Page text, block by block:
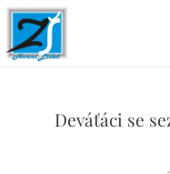
Deváťáci se